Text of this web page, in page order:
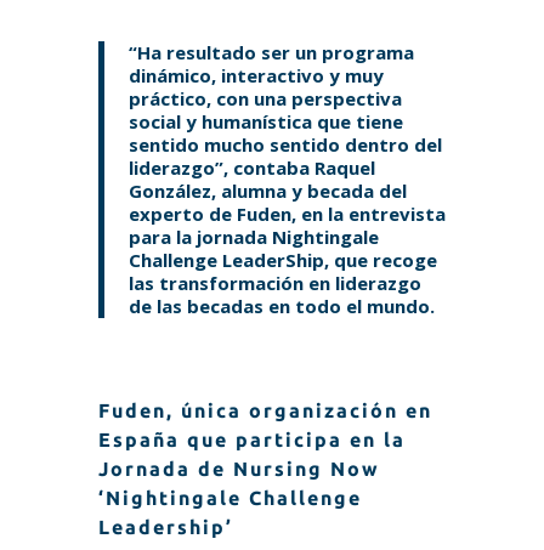
“Ha resultado ser un programa
dinámico, interactivo y muy
práctico, con una perspectiva
social y humanística que tiene
sentido mucho sentido dentro del
liderazgo”, contaba Raquel
González, alumna y becada del
experto de Fuden, en la entrevista
para la jornada Nightingale
Challenge LeaderShip, que recoge
las transformación en liderazgo
de las becadas en todo el mundo.
Fuden, única organización en
España que participa en la
Jornada de Nursing Now
‘Nightingale Challenge
Leadership’